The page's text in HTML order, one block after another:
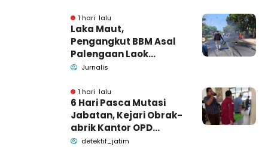
1 hari lalu
Laka Maut,
Pengangkut BBM Asal
Palengaan Laok
Pamekasan Meninggal
Jurnalis
1 hari lalu
6 Hari Pasca Mutasi
Jabatan, Kejari Obrak-
abrik Kantor OPD
Pemkab Pamekasan
detektif_jatim